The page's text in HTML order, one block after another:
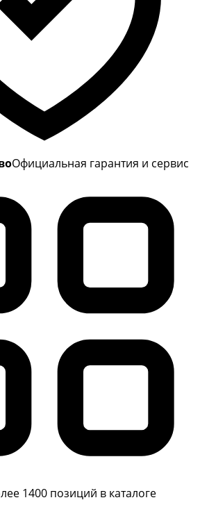
Официальная гарантия и сервис
1400 позиций в каталоге